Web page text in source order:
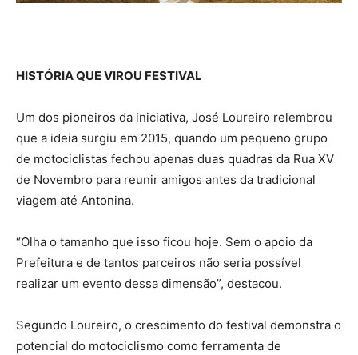
HISTÓRIA QUE VIROU FESTIVAL
Um dos pioneiros da iniciativa, José Loureiro relembrou
que a ideia surgiu em 2015, quando um pequeno grupo
de motociclistas fechou apenas duas quadras da Rua XV
de Novembro para reunir amigos antes da tradicional
viagem até Antonina.
“Olha o tamanho que isso ficou hoje. Sem o apoio da
Prefeitura e de tantos parceiros não seria possível
realizar um evento dessa dimensão”, destacou.
Segundo Loureiro, o crescimento do festival demonstra o
potencial do motociclismo como ferramenta de